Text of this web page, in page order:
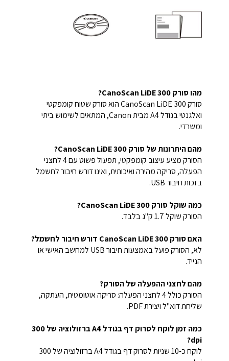
מהו סורק CanoScan LiDE 300?
סורק CanoScan LiDE 300 הוא סורק שטוח קומפקטי
ואלגנטי בגודל A4 מבית Canon, המתאים לשימוש ביתי
ומשרדי.
מהם היתרונות של סורק CanoScan LiDE 300?
הסורק מציע עיצוב קומפקטי, תפעול פשוט עם 4 לחצני
הפעלה, סריקה מהירה ואיכותית, ואינו דורש חיבור לחשמל
בזכות חיבור USB.
כמה שוקל סורק CanoScan LiDE 300?
הסורק שוקל 1.7 ק"ג בלבד.
האם סורק CanoScan LiDE 300 דורש חיבור לחשמל?
לא, הסורק פועל באמצעות חיבור USB למחשב האישי או
הנייד.
מהם לחצני ההפעלה של הסורק?
הסורק כולל 4 לחצני הפעלה: סריקה אוטומטית, העתקה,
שליחת דוא"ל ויצירת PDF.
כמה זמן לוקח לסרוק דף בגודל A4 ברזולוציה של 300
dpi?
לוקח כ-10 שניות לסרוק דף בגודל A4 ברזולוציה של 300